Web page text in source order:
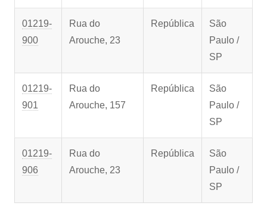
01219-
900
Rua do
Arouche, 23
República
São
Paulo /
SP
01219-
901
Rua do
Arouche, 157
República
São
Paulo /
SP
01219-
906
Rua do
Arouche, 23
República
São
Paulo /
SP